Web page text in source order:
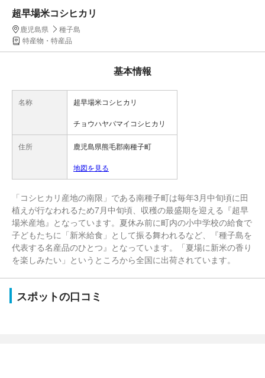
超早場米コシヒカリ
鹿児島県
種子島
特産物・特産品
基本情報
名称 超早場米コシヒカリ
チョウハヤバマイコシヒカリ
住所 鹿児島県熊毛郡南種子町
地図を見る
「コシヒカリ産地の南限」である南種子町は毎年3月中旬頃に田
植えが行なわれるため7月中旬頃、収穫の最盛期を迎える『超早
場米産地』となっています。夏休み前に町内の小中学校の給食で
子どもたちに「新米給食」として振る舞われるなど、『種子島を
代表する名産品のひとつ』となっています。「夏場に新米の香り
を楽しみたい」というところから全国に出荷されています。
スポットの口コミ